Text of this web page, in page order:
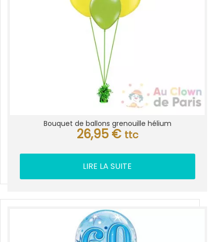
Bouquet de ballons grenouille hélium
26,95 € ttc
LIRE LA SUITE